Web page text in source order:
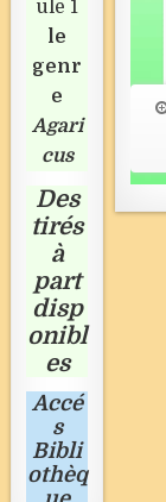
ule 1
le
genr
e
Agari
cus
Des
tirés
à
part
disp
onibl
es
Accé
s
Bibli
othèq